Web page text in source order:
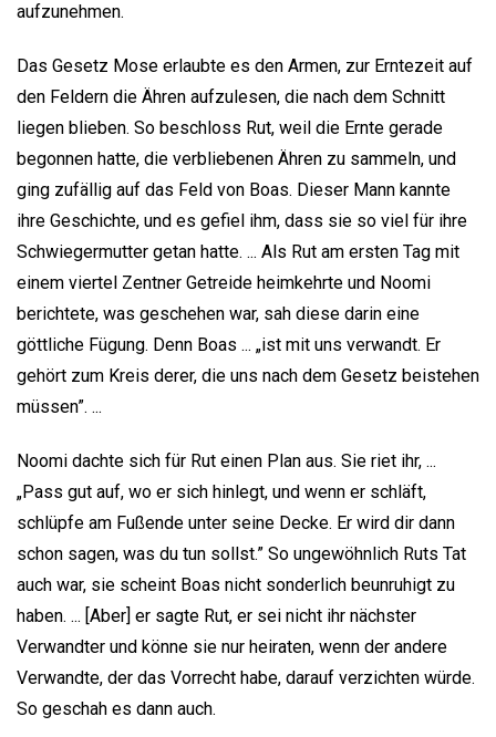
aufzunehmen.
Das Gesetz Mose erlaubte es den Armen, zur Erntezeit auf
den Feldern die Ähren aufzulesen, die nach dem Schnitt
liegen blieben. So beschloss Rut, weil die Ernte gerade
begonnen hatte, die verbliebenen Ähren zu sammeln, und
ging zufällig auf das Feld von Boas. Dieser Mann kannte
ihre Geschichte, und es gefiel ihm, dass sie so viel für ihre
Schwiegermutter getan hatte. ... Als Rut am ersten Tag mit
einem viertel Zentner Getreide heimkehrte und Noomi
berichtete, was geschehen war, sah diese darin eine
göttliche Fügung. Denn Boas ... „ist mit uns verwandt. Er
gehört zum Kreis derer, die uns nach dem Gesetz beistehen
müssen”. ...
Noomi dachte sich für Rut einen Plan aus. Sie riet ihr, ...
„Pass gut auf, wo er sich hinlegt, und wenn er schläft,
schlüpfe am Fußende unter seine Decke. Er wird dir dann
schon sagen, was du tun sollst.” So ungewöhnlich Ruts Tat
auch war, sie scheint Boas nicht sonderlich beunruhigt zu
haben. ... [Aber] er sagte Rut, er sei nicht ihr nächster
Verwandter und könne sie nur heiraten, wenn der andere
Verwandte, der das Vorrecht habe, darauf verzichten würde.
So geschah es dann auch.